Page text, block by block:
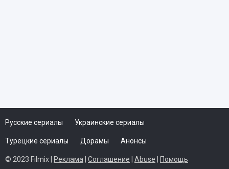
Русские сериалы Украинские сериалы
Турецкие сериалы Дорамы Анонсы
© 2023 Filmix | Реклама Соглашение Abuse Помощь